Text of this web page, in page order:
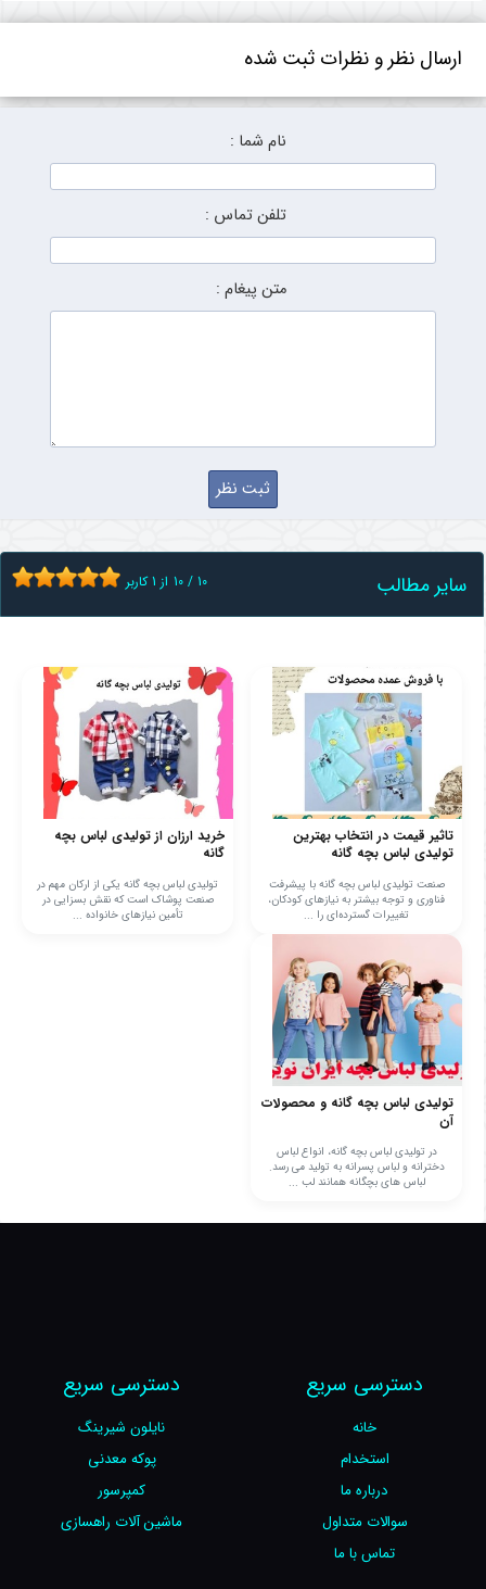
ارسال نظر و نظرات ثبت شده
نام شما :
تلفن تماس :
متن پیغام :
سایر مطالب 10 / 10 از 1کاربر
تاثیر قیمت در انتخاب بهترین
تولیدی لباس بچه گانه
صنعت تولیدی لباس بچه گانه با پیشرفت
فناوری و توجه بیشتر به نیازهای کودکان،
تغییرات گسترده‌ای را ...
خرید ارزان از تولیدی لباس بچه
گانه
تولیدی لباس بچه گانه یکی از ارکان مهم در
صنعت پوشاک است که نقش بسزایی در
تأمین نیازهای خانواده‌ ...
تولیدی لباس بچه گانه و محصولات
آن
در تولیدی لباس بچه گانه، انواع لباس
دخترانه و لباس پسرانه به تولید می رسد.
لباس های بچگانه همانند لب ...
دسترسی سریع
خانه
استخدام
درباره ما
سوالات متداول
تماس با ما
دسترسی سریع
نایلون شیرینگ
پوکه معدنی
کمپرسور
ماشین آلات راهسازی